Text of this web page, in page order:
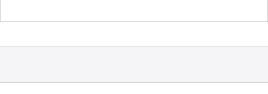
проблемы и обеспечивать высокое